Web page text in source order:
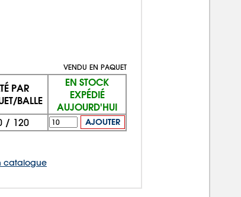
VENDU EN PAQUET
PAR
BALLE
EN STOCK
EXPÉDIÉ
AUJOURD'HUI
/ 120 AJOUTER
catalogue